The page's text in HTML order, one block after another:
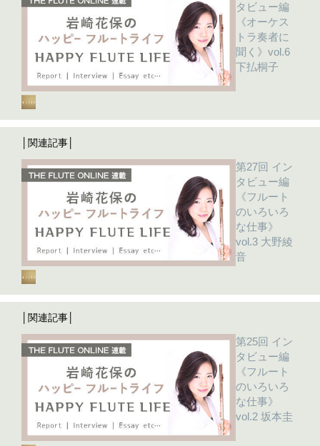
タビュー編
《オーケス
トラ奏者に
聞く》vol.6
下払桐子
│関連記事│
第27回 イン
タビュー編
《フルート
のいろいろ
な仕事》
vol.3 大野綾
音
│関連記事│
第25回 イン
タビュー編
《フルート
のいろいろ
な仕事》
vol.2 坂本圭